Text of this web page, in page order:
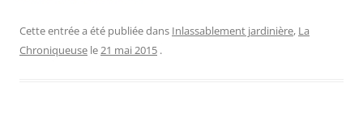
Cette entrée a été publiée dans Inlassablement jardinière, La
Chroniqueuse le21 mai 2015 .